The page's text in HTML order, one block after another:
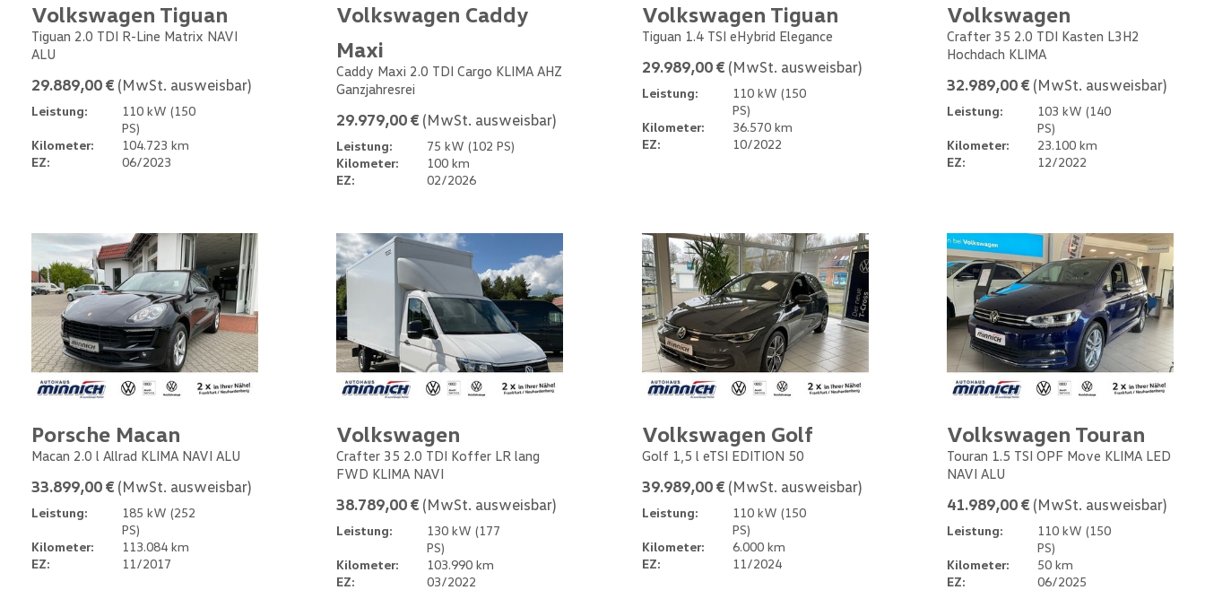
Volkswagen Tiguan
Tiguan 2.0 TDI R-Line Matrix NAVI
ALU
29.889,00 € (MwSt. ausweisbar)
Leistung:
110 kW (150
PS)
Kilometer:
104.723 km
EZ:
06/2023
Volkswagen Caddy
Maxi
Caddy Maxi 2.0 TDI Cargo KLIMA AHZ
Ganzjahresrei
29.979,00 € (MwSt. ausweisbar)
Leistung:
75 kW (102 PS)
Kilometer:
100 km
EZ:
02/2026
Volkswagen Tiguan
Tiguan 1.4 TSI eHybrid Elegance
29.989,00 € (MwSt. ausweisbar)
Leistung:
110 kW (150
PS)
Kilometer:
36.570 km
EZ:
10/2022
Volkswagen
Crafter 35 2.0 TDI Kasten L3H2
Hochdach KLIMA
32.989,00 € (MwSt. ausweisbar)
Leistung:
103 kW (140
PS)
Kilometer:
23.100 km
EZ:
12/2022
Porsche Macan
Macan 2.0 l Allrad KLIMA NAVI ALU
33.899,00 € (MwSt. ausweisbar)
Leistung:
185 kW (252
PS)
Kilometer:
113.084 km
EZ:
11/2017
Volkswagen
Crafter 35 2.0 TDI Koffer LR lang
FWD KLIMA NAVI
38.789,00 € (MwSt. ausweisbar)
Leistung:
130 kW (177
PS)
Kilometer:
103.990 km
EZ:
03/2022
Volkswagen Golf
Golf 1,5 l eTSI EDITION 50
39.989,00 € (MwSt. ausweisbar)
Leistung:
110 kW (150
PS)
Kilometer:
6.000 km
EZ:
11/2024
Volkswagen Touran
Touran 1.5 TSI OPF Move KLIMA LED
NAVI ALU
41.989,00 € (MwSt. ausweisbar)
Leistung:
110 kW (150
PS)
Kilometer:
50 km
EZ:
06/2025